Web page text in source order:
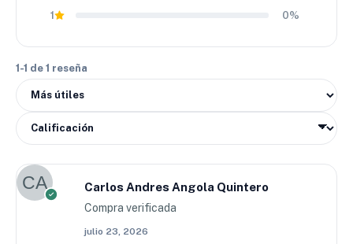
1 0%
1-1 de 1 reseña
Carlos Andres Angola Quintero
Compra verificada
julio 23, 2026